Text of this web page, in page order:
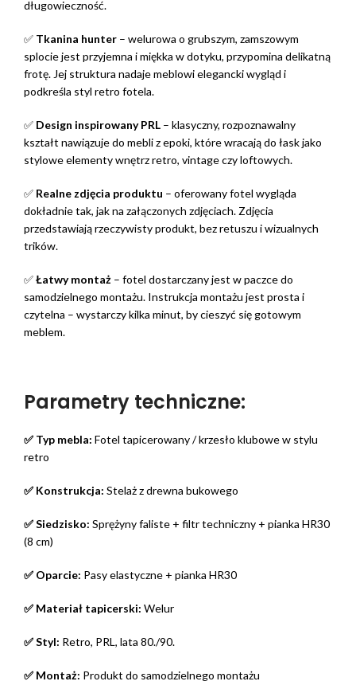
długowieczność.
✅ Tkanina hunter – welurowa o grubszym, zamszowym
splocie jest przyjemna i miękka w dotyku, przypomina delikatną
frotę. Jej struktura nadaje meblowi elegancki wygląd i
podkreśla styl retro fotela.
✅ Design inspirowany PRL – klasyczny, rozpoznawalny
kształt nawiązuje do mebli z epoki, które wracają do łask jako
stylowe elementy wnętrz retro, vintage czy loftowych.
✅ Realne zdjęcia produktu – oferowany fotel wygląda
dokładnie tak, jak na załączonych zdjęciach. Zdjęcia
przedstawiają rzeczywisty produkt, bez retuszu i wizualnych
trików.
✅Łatwy montaż – fotel dostarczany jest w paczce do
samodzielnego montażu. Instrukcja montażu jest prosta i
czytelna – wystarczy kilka minut, by cieszyć się gotowym
meblem.
Parametry techniczne:
✅ Typ mebla: Fotel tapicerowany / krzesło klubowe w stylu
retro
✅ Konstrukcja: Stelaż z drewna bukowego
✅ Siedzisko: Sprężyny faliste + filtr techniczny + pianka HR30
(8 cm)
✅ Oparcie: Pasy elastyczne + pianka HR30
✅ Materiał tapicerski: Welur
✅ Styl: Retro, PRL, lata 80./90.
✅ Montaż: Produkt do samodzielnego montażu